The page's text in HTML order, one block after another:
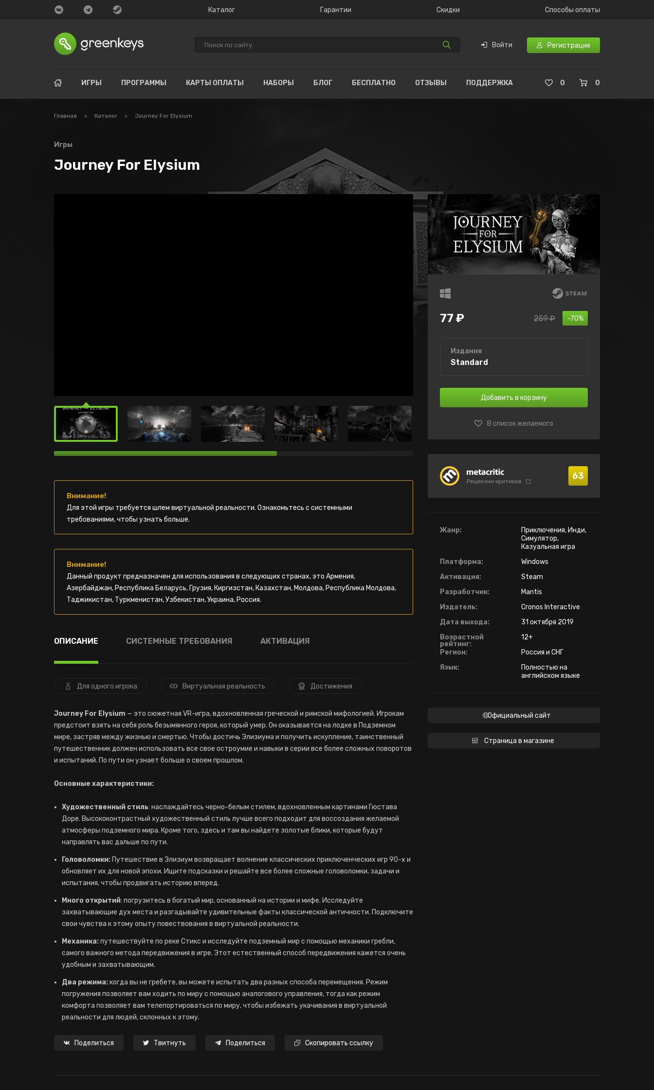
Каталог Гарантии Скидки Способы оплаты
Войти Регистрация
ИГРЫ ПРОГРАММЫ КАРТЫ ОПЛАТЫ НАБОРЫ БЛОГ БЕСПЛАТНО ОТЗЫВЫ ПОДДЕРЖКА 0
0
Главная > Каталог > Journey For Elysium
Игры
Journey For Elysium
Внимание!
Для этой игры требуется шлем виртуальной реальности. Ознакомьтесь с системными
требованиями, чтобы узнать больше.
Внимание!
Данный продукт предназначен для использования в следующих странах, это Армения,
Азербайджан, Республика Беларусь, Грузия, Киргизстан, Казахстан, Молдова, Республика Молдова,
Таджикистан, Туркменистан, Узбекистан, Украина, Россия.
ОПИСАНИЕ СИСТЕМНЫЕ ТРЕБОВАНИЯ АКТИВАЦИЯ
Для одного игрока Виртуальная реальность Достижения
Journey For Elysium — это сюжетная VR-игра, вдохновленная греческой и римской мифологией. Игрокам
предстоит взять на себя роль безымянного героя, который умер. Он оказывается на лодке в Подземном
мире, застряв между жизнью и смертью. Чтобы достичь Элизиума и получить искупление, таинственный
путешественник должен использовать все свое остроумие и навыки в серии все более сложных поворотов
и испытаний. По пути он узнает больше о своем прошлом.
Основные характеристики:
Художественный стиль: наслаждайтесь черно-белым стилем, вдохновленным картинами Гюстава
Доре. Высококонтрастный художественный стиль лучше всего подходит для воссоздания желаемой
атмосферы подземного мира. Кроме того, здесь и там вы найдете золотые блики, которые будут
направлять вас дальше по пути.
Головоломки: Путешествие в Элизиум возвращает волнение классических приключенческих игр 90-х и
обновляет их для новой эпохи. Ищите подсказки и решайте все более сложные головоломки, задачи и
испытания, чтобы продвигать историю вперед.
Много открытий: погрузитесь в богатый мир, основанный на истории и мифе. Исследуйте
захватывающие дух места и разгадывайте удивительные факты классической античности. Подключите
свои чувства к этому опыту повествования в виртуальной реальности.
Механика:путешествуйте по реке Стикс и исследуйте подземный мир с помощью механики гребли,
самого важного метода передвижения в игре. Этот естественный способ передвижения кажется очень
удобным и захватывающим.
Два режима:когда вы не гребете, вы можете испытать два разных способа перемещения. Режим
погружения позволяет вам ходить по миру с помощью аналогового управления, тогда как режим
комфорта позволяет вам телепортироваться по миру, чтобы избежать укачивания в виртуальной
реальности для людей, склонных к этому.
Поделиться Твитнуть Поделиться Скопировать ссылку
77 ₽ -70%
259 ₽
Издание
Standard
Добавить в корзину
В список желаемого
Рецензии критиков 63
Жанр:
Приключения, Инди,
Симулятор,
Казуальная игра
Платформа:
Windows
Активация:
Steam
Разработчик:
Mantis
Издатель:
Cronos Interactive
Дата выхода:
31 октября 2019
Возрастной
рейтинг:
12+
Регион:
Россия и СНГ
Язык:
Полностью на
английском языке
Официальный сайт
Страница в магазине